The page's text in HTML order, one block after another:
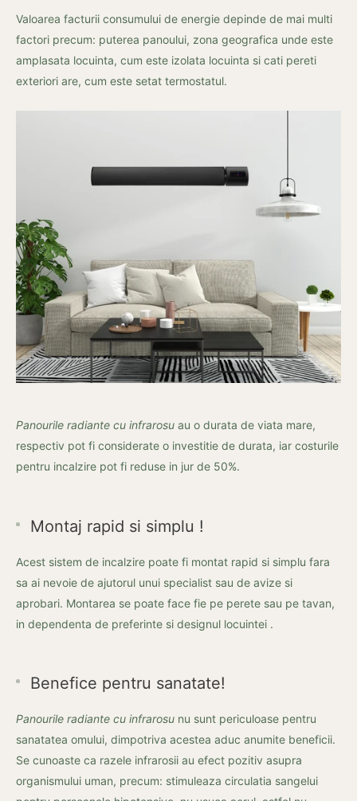
Valoarea facturii consumului de energie depinde de mai multi
factori precum: puterea panoului, zona geografica unde este
amplasata locuinta, cum este izolata locuinta si cati pereti
exteriori are, cum este setat termostatul.
Panourile radiante cu infrarosu au o durata de viata mare,
respectiv pot fi considerate o investitie de durata, iar costurile
pentru incalzire pot fi reduse in jur de 50%.
Montaj rapid si simplu !
Acest sistem de incalzire poate fi montat rapid si simplu fara
sa ai nevoie de ajutorul unui specialist sau de avize si
aprobari. Montarea se poate face fie pe perete sau pe tavan,
in dependenta de preferinte si designul locuintei .
Benefice pentru sanatate!
Panourile radiante cu infrarosu nu sunt periculoase pentru
sanatatea omului, dimpotriva acestea aduc anumite beneficii.
Se cunoaste ca razele infrarosii au efect pozitiv asupra
organismului uman, precum: stimuleaza circulatia sangelui